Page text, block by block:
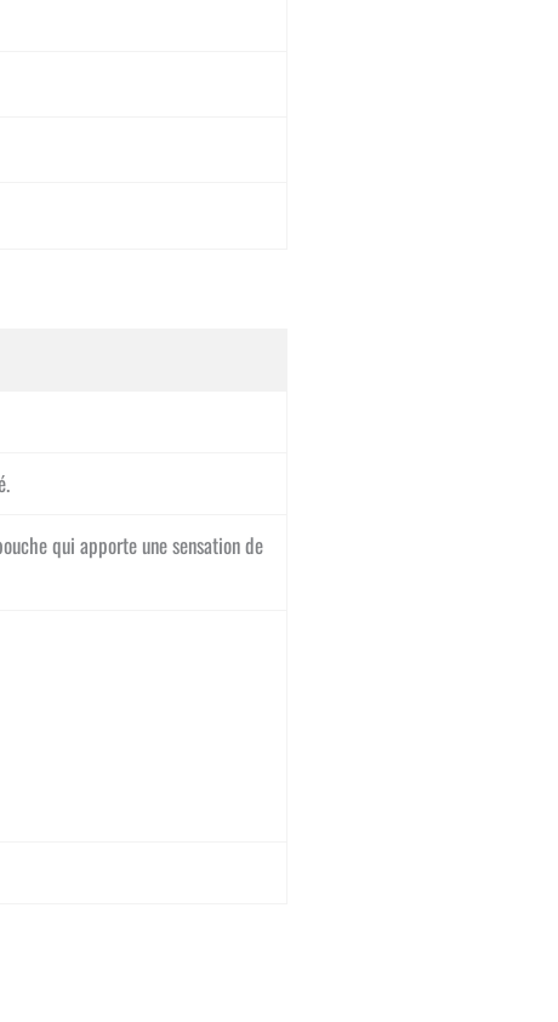
qui apporte une sensation de